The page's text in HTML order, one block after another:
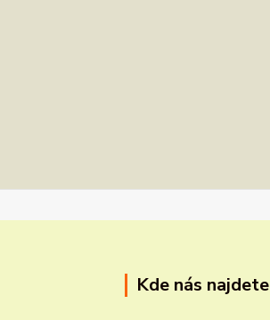
Kde nás najdete